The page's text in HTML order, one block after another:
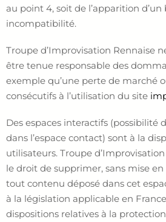
au point 4, soit de l’apparition d’un
incompatibilité.
Troupe d’Improvisation Rennaise
être tenue responsable des
exemple qu’une perte de marché
consécutifs à l’utilisation du site
Des espaces interactifs (possibilité
dans l’espace contact) sont à la
utilisateurs. Troupe
le droit de supprimer, sans mise
tout contenu déposé dans cet
à la législation applicable en
dispositions relatives à la